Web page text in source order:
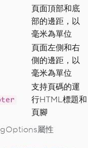
屬性
頁面頂部和底
部的邊距，以
毫米為單位
頁面左側和右
側的邊距，以
毫米為單位
支持頁碼的運
行HTML標題和
頁腳